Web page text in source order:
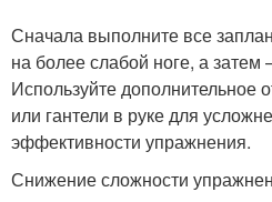
Сначала выполните все
на более слабой ноге, а
Используйте дополнительное
или гантели в руке для
эффективности упражнения.
Снижение сложности